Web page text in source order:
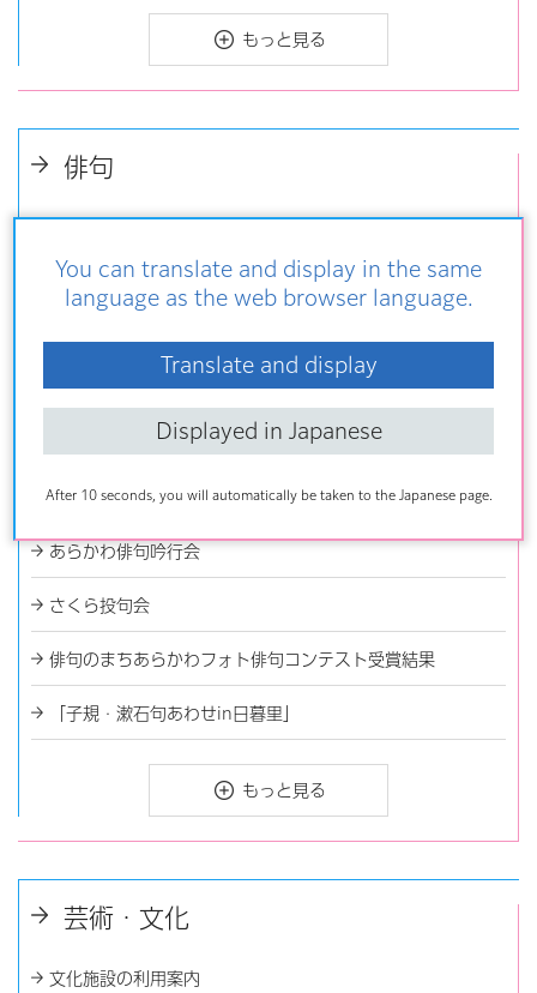
You can translate and display in the same
language as the web browser language.
Translate and display
Displayed in Japanese
After 10 seconds, you will automatically be taken to the Japanese page.
もっと見る
俳句
「俳句のまちあらかわ」PR映像
俳句のまちあらかわ 俳句事業年間スケジュール
あらかわ俳壇（一般の部・小中学生の部）
あらかわ俳句アワード
あらかわ俳句吟行会
さくら投句会
俳句のまちあらかわフォト俳句コンテスト受賞結果
「子規・漱石句あわせin日暮里」
もっと見る
芸術・文化
文化施設の利用案内